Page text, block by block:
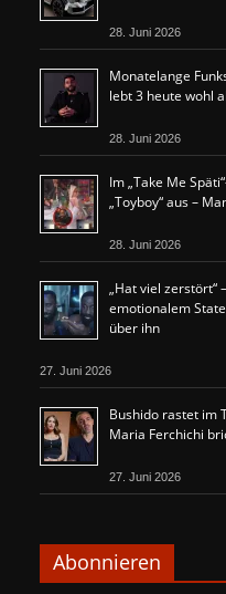
28. Juni 2026
Monatelange
lebt 3 heute wohl
28. Juni 2026
Im „Take Me
„Toyboy“ aus –
28. Juni 2026
„Hat viel zerstört“
emotionalem
über ihn
27. Juni 2026
Bushido rastet im
Maria Ferchichi
27. Juni 2026
Abonnieren